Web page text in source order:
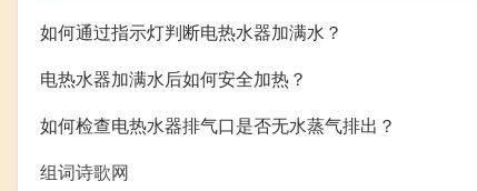
如何通过指示灯判断电热水器加满水？
电热水器加满水后如何安全加热？
如何检查电热水器排气口是否无水蒸气排出？
组词诗歌网